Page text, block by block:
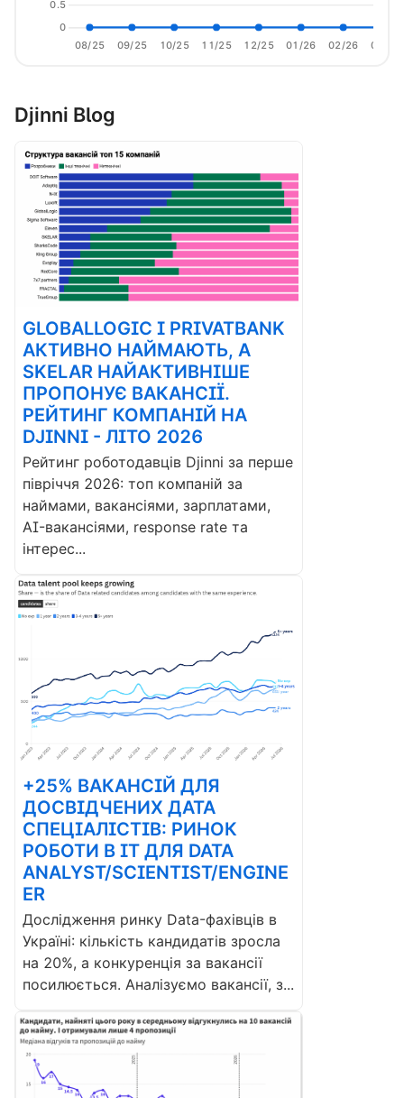
08/25 09/25 10/25 11/25 12/25 01/26 02/26 03/26
0
0.5
Djinni Blog
GLOBALLOGIC І PRIVATBANK
АКТИВНО НАЙМАЮТЬ, А
SKELAR НАЙАКТИВНІШЕ
ПРОПОНУЄ ВАКАНСІЇ.
РЕЙТИНГ КОМПАНІЙ НА
DJINNI - ЛІТО 2026
Рейтинг роботодавців Djinni за перше
півріччя 2026: топ компаній за
наймами, вакансіями, зарплатами,
AI-вакансіями, response rate та
інтерес...
+25% ВАКАНСІЙ ДЛЯ
ДОСВІДЧЕНИХ ДАТА
СПЕЦІАЛІСТІВ: РИНОК
РОБОТИ В ІТ ДЛЯ DATA
ANALYST/SCIENTIST/ENGINE
ER
Дослідження ринку Data-фахівців в
Україні: кількість кандидатів зросла
на 20%, а конкуренція за вакансії
посилюється. Аналізуємо вакансії, з...